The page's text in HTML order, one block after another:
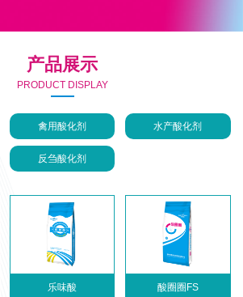
产品展示
PRODUCT DISPLAY
禽用酸化剂 水产酸化剂
反刍酸化剂
乐味酸 酸圈圈FS